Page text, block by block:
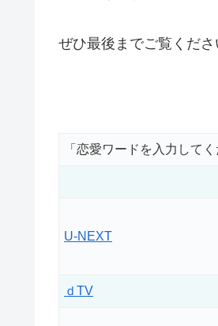
ぜひ最後までご覧くださ
「恋愛ワードを入力して
U-NEXT
ｄTV